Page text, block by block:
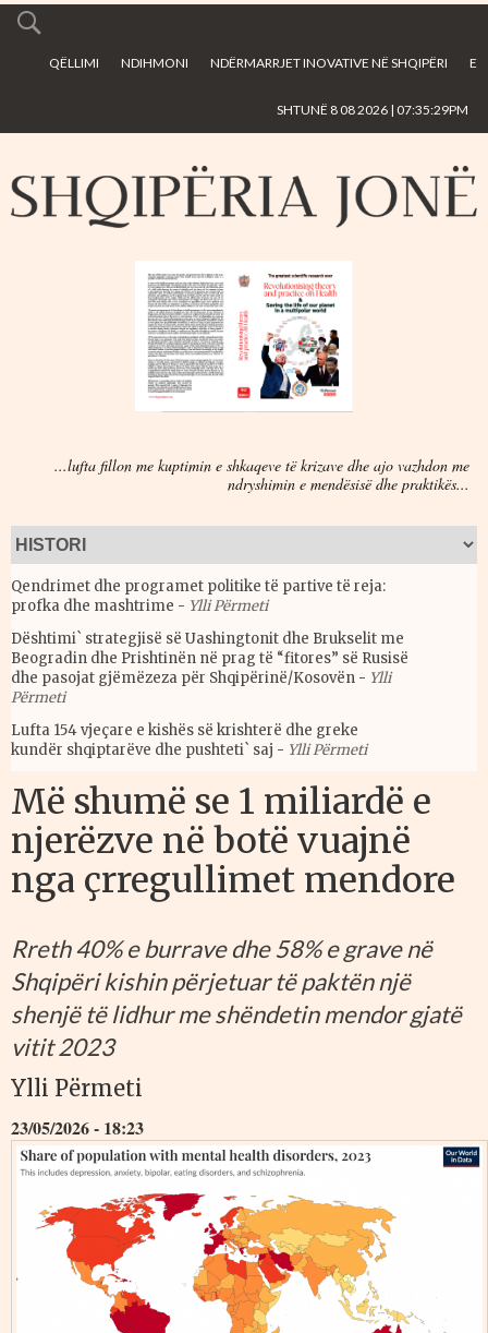
main
QËLLIMI NDIHMONI NDËRMARRJET INOVATIVE NË SHQIPËRI E
SHTUNË 8 08 2026 | 07:35:29PM
...lufta fillon me kuptimin e shkaqeve të krizave dhe ajo vazhdon me
ndryshimin e mendësisë dhe praktikës...
Qendrimet dhe programet politike të partive të reja:
profka dhe mashtrime - Ylli Përmeti
Dështimi` strategjisë së Uashingtonit dhe Brukselit me
Beogradin dhe Prishtinën në prag të “fitores” së Rusisë
dhe pasojat gjëmëzeza për Shqipërinë/Kosovën - Ylli
Përmeti
Lufta 154 vjeçare e kishës së krishterë dhe greke
kundër shqiptarëve dhe pushteti` saj - Ylli Përmeti
Më shumë se 1 miliardë e
njerëzve në botë vuajnë
nga çrregullimet mendore
Rreth 40% e burrave dhe 58% e grave në
Shqipëri kishin përjetuar të paktën një
shenjë të lidhur me shëndetin mendor gjatë
vitit 2023
Ylli Përmeti
23/05/2026 - 18:23